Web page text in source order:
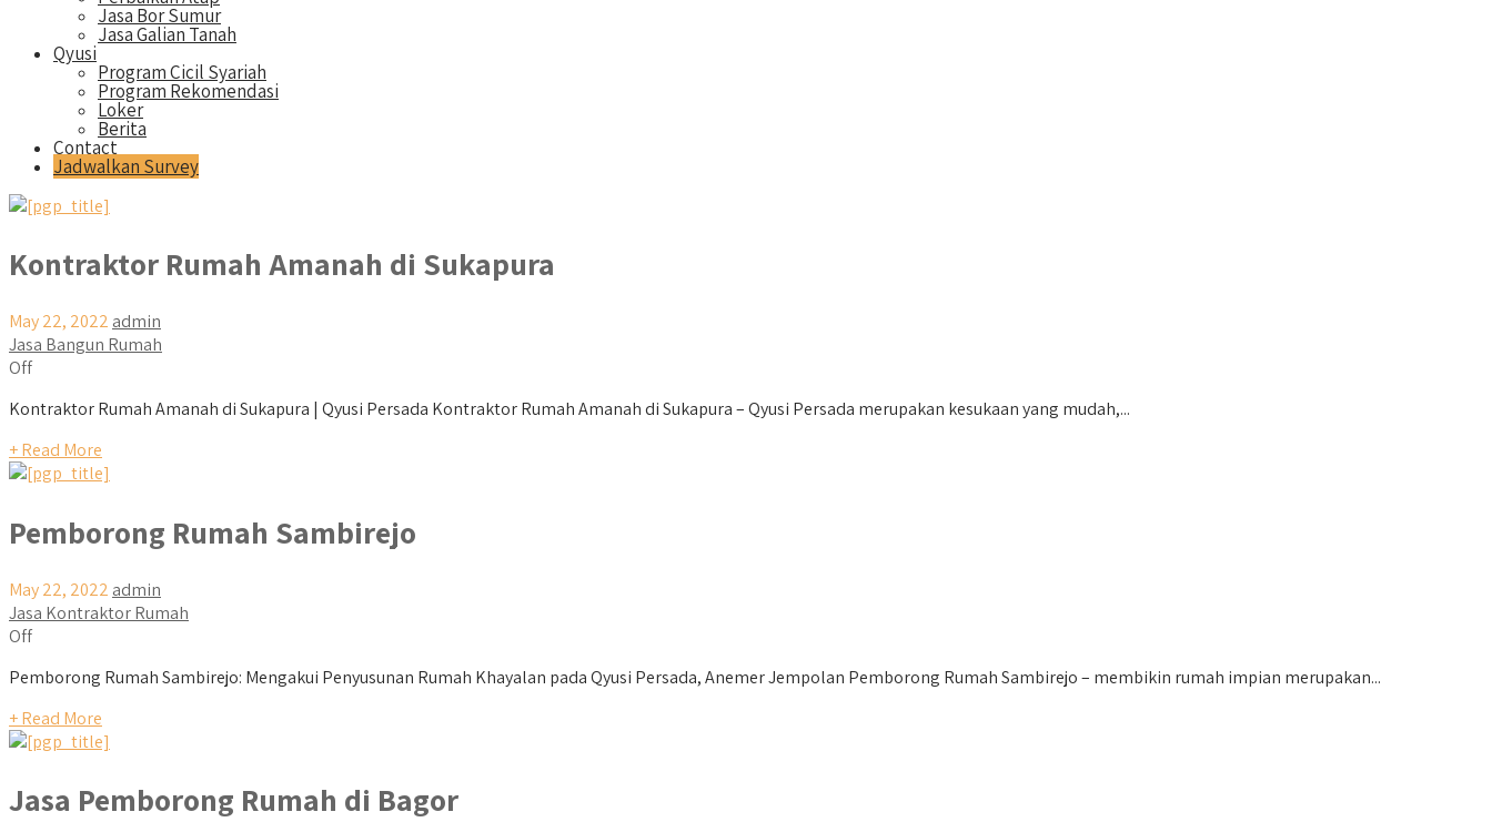
Jasa Bor Sumur
Jasa Galian Tanah
Qyusi
Program Cicil Syariah
Program Rekomendasi
Loker
Berita
Contact
Jadwalkan Survey
Kontraktor Rumah Amanah di Sukapura
May 22, 2022 admin
Jasa Bangun Rumah
Off
Kontraktor Rumah Amanah di Sukapura | Qyusi Persada Kontraktor Rumah Amanah di Sukapura – Qyusi Persada merupakan kesukaan yang mudah,...
+ Read More
Pemborong Rumah Sambirejo
May 22, 2022 admin
Jasa Kontraktor Rumah
Off
Pemborong Rumah Sambirejo: Mengakui Penyusunan Rumah Khayalan pada Qyusi Persada, Anemer Jempolan Pemborong Rumah Sambirejo – membikin rumah impian merupakan...
+ Read More
Jasa Pemborong Rumah di Bagor